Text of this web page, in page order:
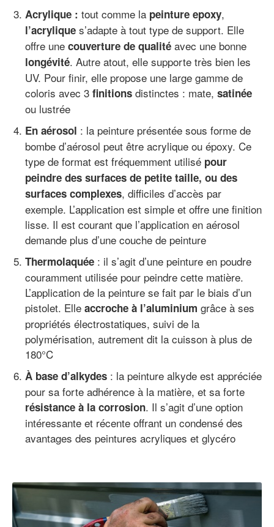
Acrylique : tout comme la peinture epoxy,
l’acrylique s’adapte à tout type de support. Elle
offre une couverture de qualité avec une bonne
longévité. Autre atout, elle supporte très bien les
UV. Pour finir, elle propose une large gamme de
coloris avec 3 finitions distinctes : mate, satinée
ou lustrée
En aérosol : la peinture présentée sous forme de
bombe d’aérosol peut être acrylique ou époxy. Ce
type de format est fréquemment utilisé pour
peindre des surfaces de petite taille, ou des
surfaces complexes, difficiles d’accès par
exemple. L’application est simple et offre une finition
lisse. Il est courant que l’application en aérosol
demande plus d’une couche de peinture
Thermolaquée : il s’agit d’une peinture en poudre
couramment utilisée pour peindre cette matière.
L’application de la peinture se fait par le biais d’un
pistolet. Elle accroche à l’aluminium grâce à ses
propriétés électrostatiques, suivi de la
polymérisation, autrement dit la cuisson à plus de
180°C
À base d’alkydes : la peinture alkyde est appréciée
pour sa forte adhérence à la matière, et sa forte
résistance à la corrosion. Il s’agit d’une option
intéressante et récente offrant un condensé des
avantages des peintures acryliques et glycéro